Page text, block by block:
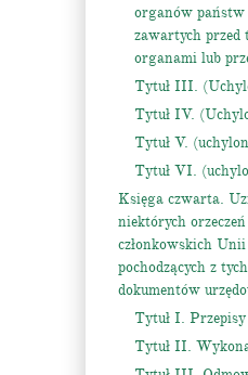
organów państw
zawartych przed
organami lub
Tytuł III.
Tytuł IV.
Tytuł V.
Tytuł VI.
Księga czwarta.
niektórych
członkowskich
pochodzących z
dokumentów
Tytuł I.
Tytuł II.